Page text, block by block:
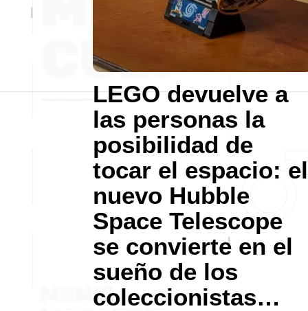
LEGO devuelve a
las personas la
posibilidad de
tocar el espacio: el
nuevo Hubble
Space Telescope
se convierte en el
sueño de los
coleccionistas…